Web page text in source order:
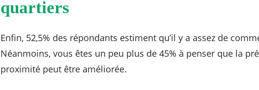
quartiers
Enfin, 52,5% des répondants estiment qu’il y a assez de
Néanmoins, vous êtes un peu plus de 45% à penser que la
proximité peut être améliorée.